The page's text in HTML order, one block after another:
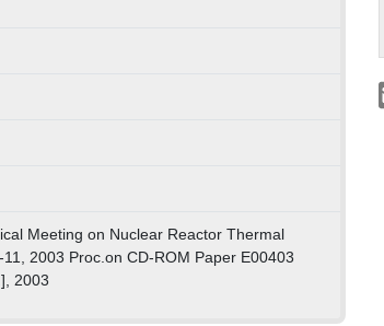
Meeting on Nuclear Reactor Thermal
2003 Proc.on CD-ROM Paper E00403
2003